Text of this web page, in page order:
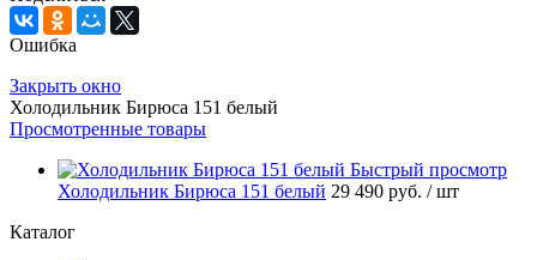
Ошибка
Закрыть окно
Холодильник Бирюса 151 белый
Просмотренные товары
Быстрый просмотр
Холодильник Бирюса 151 белый 29 490 руб. / шт
Каталог